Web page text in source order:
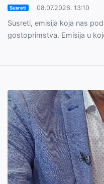
Susreti 08.07.2026. 13:10
Susreti, emisija koja nas
gostoprimstva. Emisija u